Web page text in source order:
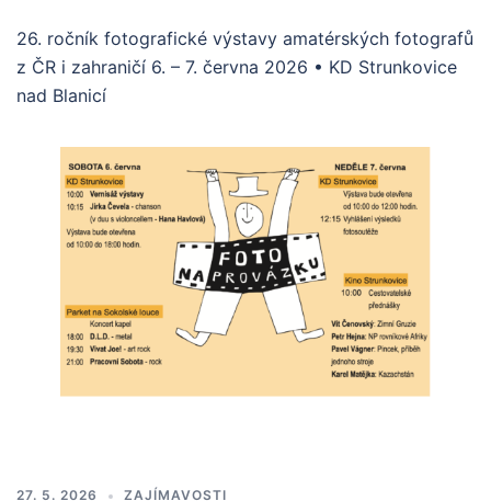
26. ročník fotografické výstavy amatérských fotografů
z ČR i zahraničí 6. – 7. června 2026 • KD Strunkovice
nad Blanicí
27. 5. 2026 ZAJÍMAVOSTI